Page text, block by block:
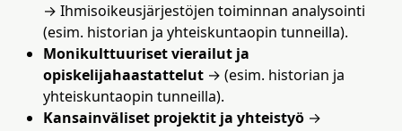
→ Ihmisoikeusjärjestöjen toiminnan analysointi
(esim. historian ja yhteiskuntaopin tunneilla).
Monikulttuuriset vierailut ja
opiskelijahaastattelut → (esim. historian ja
yhteiskuntaopin tunneilla).
Kansainväliset projektit ja yhteistyö →